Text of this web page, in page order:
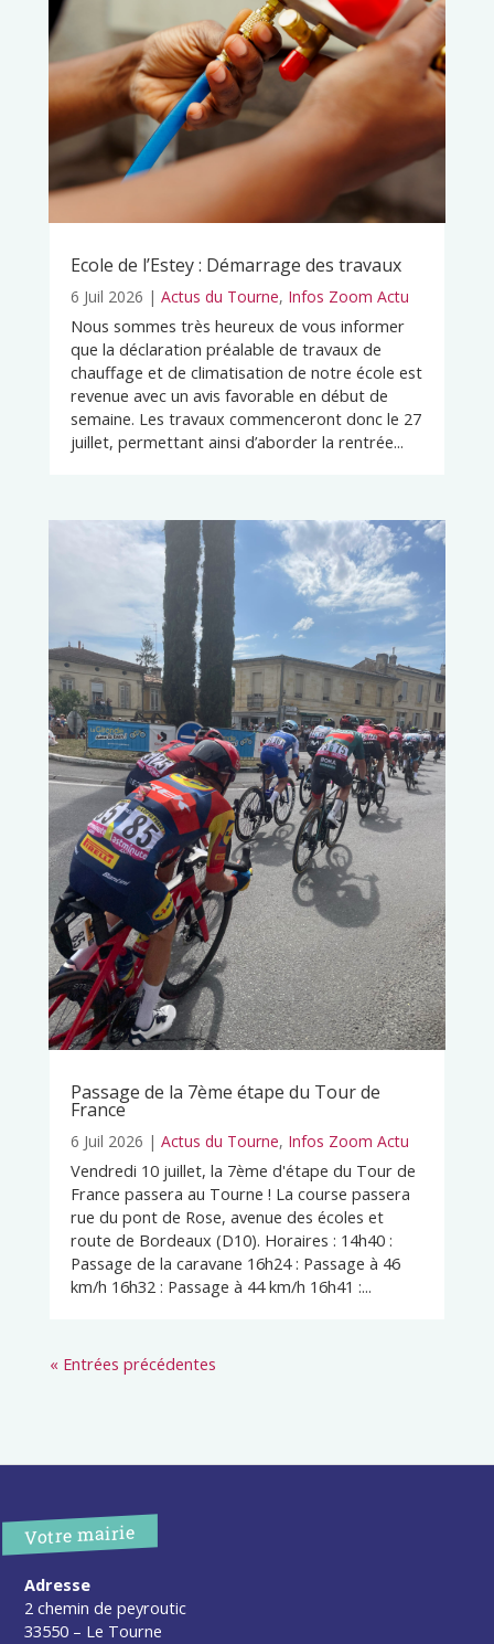
Ecole de l’Estey : Démarrage des travaux
6 Juil 2026 | Actus du Tourne, Infos Zoom Actu
Nous sommes très heureux de vous informer
que la déclaration préalable de travaux de
chauffage et de climatisation de notre école est
revenue avec un avis favorable en début de
semaine. Les travaux commenceront donc le 27
juillet, permettant ainsi d’aborder la rentrée...
Passage de la 7ème étape du Tour de
France
6 Juil 2026 | Actus du Tourne, Infos Zoom Actu
Vendredi 10 juillet, la 7ème d'étape du Tour de
France passera au Tourne ! La course passera
rue du pont de Rose, avenue des écoles et
route de Bordeaux (D10). Horaires : 14h40 :
Passage de la caravane 16h24 : Passage à 46
km/h 16h32 : Passage à 44 km/h 16h41 :...
« Entrées précédentes
Votre mairie
Adresse
2 chemin de peyroutic
33550 – Le Tourne